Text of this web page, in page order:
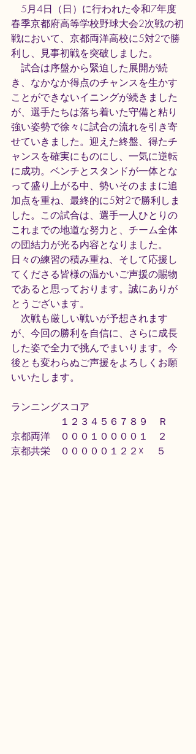
5月4日（日）に行われた令和7年度
春季京都府高等学校野球大会2次戦の初
戦において、京都両洋高校に5対2で勝
利し、見事初戦を突破しました。
試合は序盤から緊迫した展開が続
き、なかなか得点のチャンスを生かす
ことができないイニングが続きました
が、選手たちは落ち着いた守備と粘り
強い姿勢で徐々に試合の流れを引き寄
せていきました。迎えた終盤、得たチ
ャンスを確実にものにし、一気に逆転
に成功。ベンチとスタンドが一体とな
って盛り上がる中、勢いそのままに追
加点を重ね、最終的に5対2で勝利しま
した。この試合は、選手一人ひとりの
これまでの地道な努力と、チーム全体
の団結力が光る内容となりました。
日々の練習の積み重ね、そして応援し
てくださる皆様の温かいご声援の賜物
であると思っております。誠にありが
とうございます。
次戦も厳しい戦いが予想されます
が、今回の勝利を自信に、さらに成長
した姿で全力で挑んでまいります。今
後とも変わらぬご声援をよろしくお願
いいたします。
ランニングスコア
１２３４５６７８９　Ｒ
京都両洋　０００１００００１   ２
京都共栄　０００００１２２☓    ５